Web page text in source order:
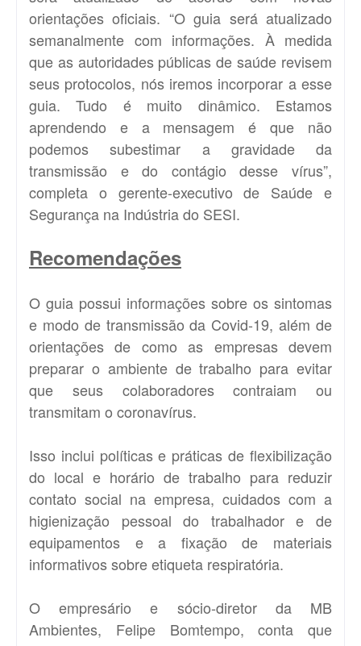
orientações oficiais. “O guia será atualizado
semanalmente com informações. À medida
que as autoridades públicas de saúde revisem
seus protocolos, nós iremos incorporar a esse
guia. Tudo é muito dinâmico. Estamos
aprendendo e a mensagem é que não
podemos subestimar a gravidade da
transmissão e do contágio desse vírus”,
completa o gerente-executivo de Saúde e
Segurança na Indústria do SESI.
Recomendações
O guia possui informações sobre os sintomas
e modo de transmissão da Covid-19, além de
orientações de como as empresas devem
preparar o ambiente de trabalho para evitar
que seus colaboradores contraiam ou
transmitam o coronavírus.
Isso inclui políticas e práticas de flexibilização
do local e horário de trabalho para reduzir
contato social na empresa, cuidados com a
higienização pessoal do trabalhador e de
equipamentos e a fixação de materiais
informativos sobre etiqueta respiratória.
O empresário e sócio-diretor da MB
Ambientes, Felipe Bomtempo, conta que